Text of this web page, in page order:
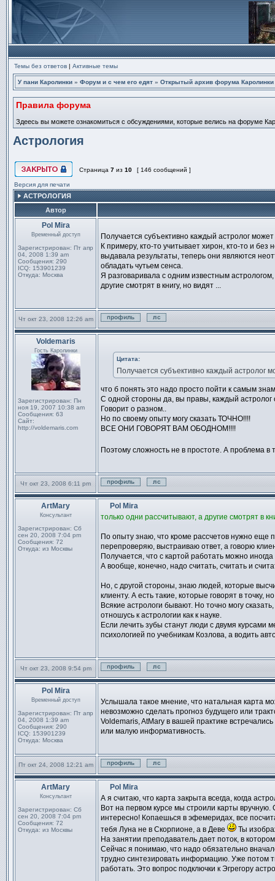
Темы без ответов | Активные темы
У пани Каролинки » Форум и с чем его едят » Открытый архив форума Каролинки
Правила форума
Здеесь вы можете ознакомиться с обсуждениями, которые велись на форуме
Астрология
Страница 7 из 10 [ 146 сообщений ]
Версия для печати
АСТРОЛОГИЯ
Автор
Pol Mira
Временный доступ
Зарегистрирован: Пт апр
04, 2008 1:39 am
Сообщения: 290
ICQ: 153901239
Откуда: Москва
Получается субъективно каждый астролог
К примеру, кто-то учитывает хирон, кто-то и
выдавала результаты, теперь они являются
обладать чутьем сенса.
Я разговаривала с одним известным
другие смотрят в книгу, но видят ...
Чт окт 23, 2008 12:26 am
Профиль
Отправить личное
Voldemaris
Гость Каролинки
Зарегистрирован: Пн
ноя 19, 2007 10:38 am
Сообщения: 63
Сайт:
http://voldemaris.com
Цитата:
Получается субъективно каждый астролог
что б понять это надо просто пойти к самым
С одной стороны да, вы правы, каждый астролог
Говорит о разном..
Но по своему опыту могу сказать ТОЧНО!!!!
ВСЕ ОНИ ГОВОРЯТ ВАМ ОБОДНОМ!!!!
Поэтому сложность не в простоте. А проблема
Чт окт 23, 2008 6:11 pm
Профиль
Отправить личное
ArtMary
Консультант
Зарегистрирован: Сб
сен 20, 2008 7:04 pm
Сообщения: 72
Откуда: из Москвы
Pol Mira
только одни рассчитывают, а другие смотрят в
По опыту знаю, что кроме рассчетов нужно еще
перепроверяю, выстраиваю ответ, а говорю
Получается, что с картой работать можно иногда
А вообще, конечно, надо считать, считать и
Но, с другой стороны, знаю людей, которые
клиенту. А есть такие, которые говорят в точку,
Всякие астрологи бывают. Но точно могу
отношусь к астрологии как к науке.
Если лечить зубы станут люди с двумя курсами
психологией по учебникам Козлова, а водить
Чт окт 23, 2008 9:54 pm
Профиль
Отправить личное
Pol Mira
Временный доступ
Зарегистрирован: Пт апр
04, 2008 1:39 am
Сообщения: 290
ICQ: 153901239
Откуда: Москва
Услышала такое мнение, что натальная карта
невозможно сделать прогноз будущего или
Voldemaris, AtMary в вашей практике
или малую информативность.
Пт окт 24, 2008 12:21 am
Профиль
Отправить личное
ArtMary
Консультант
Зарегистрирован: Сб
сен 20, 2008 7:04 pm
Сообщения: 72
Откуда: из Москвы
Pol Mira
А я считаю, что карта закрыта всегда, когда
Вот на первом курсе мы строили карты
интересно! Копаешься в эфемеридах, все
тебя Луна не в Скорпионе, а в Деве
Ты
На занятии преподаватель дает поток, в
Сейчас я понимаю, что надо обязательно
трудно синтезировать информацию. Уже потом
работать. Это вопрос подключки к Эгрегору